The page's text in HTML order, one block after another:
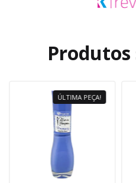
ÚLTIMA PEÇA!